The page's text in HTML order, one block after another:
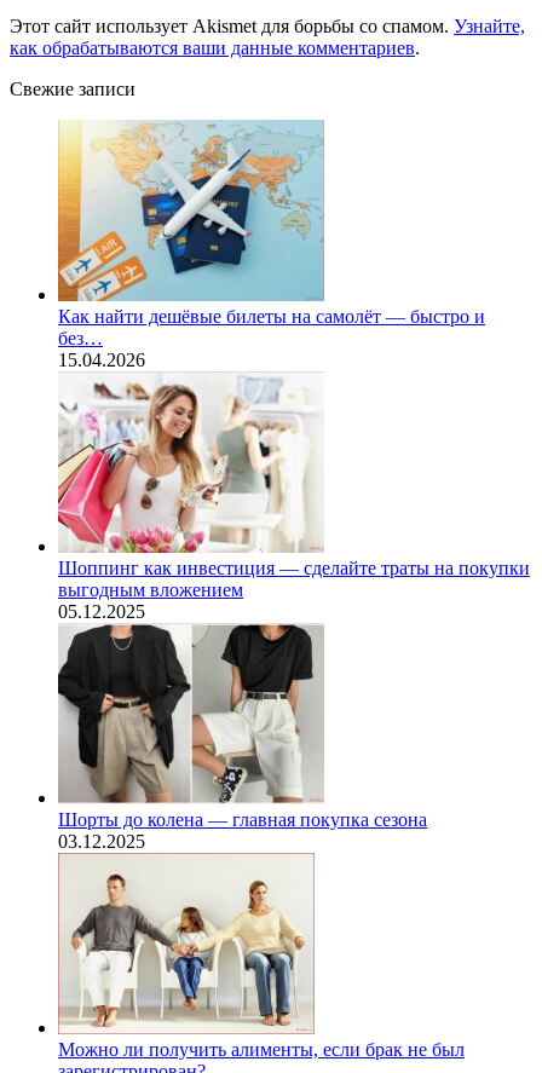
Этот сайт использует Akismet для борьбы со спамом. Узнайте,
как обрабатываются ваши данные комментариев.
Свежие записи
Как найти дешёвые билеты на самолёт — быстро и
без…
15.04.2026
Шоппинг как инвестиция — сделайте траты на покупки
выгодным вложением
05.12.2025
Шорты до колена — главная покупка сезона
03.12.2025
Можно ли получить алименты, если брак не был